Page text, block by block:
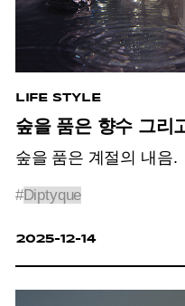
LIFE STYLE
숲을 품은 향수 그리
숲을 품은 계절의 내음.
#Diptyque
2025-12-14